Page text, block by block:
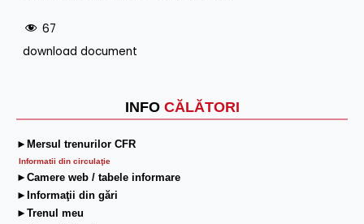
INFO CĂLĂTORI
►Mersul trenurilor CFR
Informatii din circulaţie
►Camere web / tabele informare
►Informaţii din gări
►Trenul meu
67
download document